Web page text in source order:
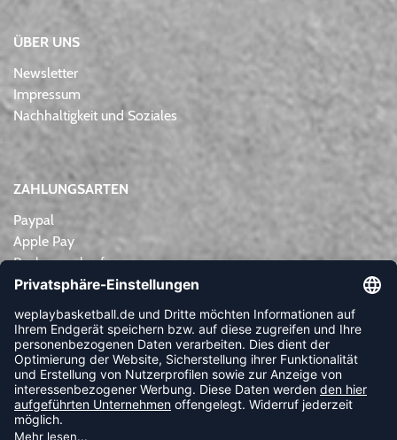
ÜBER UNS
Newsletter
Impressum
Nachhaltigkeit und Soziales
ZAHLUNGSARTEN
Paypal
Apple Pay
Rechnungskauf
Lastschrift
Kreditkarte
Vorkasse
NEWSLETTER